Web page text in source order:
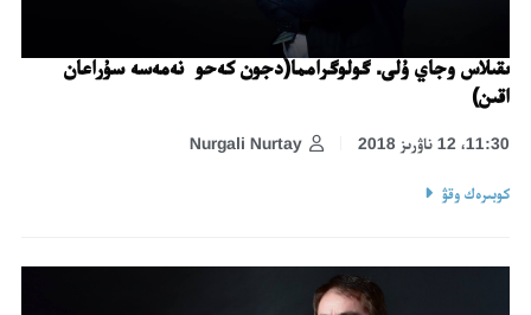
ىقىلاس وجاي ۇلى. گولوگرامما(دجون كەحو نەمەسە سۇراعان
اقىن)
Nurgali Nurtay 11:30، 12 ناۋرىز 2018
كوبىرەك وقۋ